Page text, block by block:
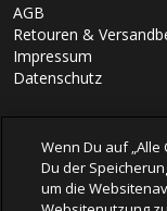
AGB
Retouren &
Impressum
Datenschutz
Wenn Du auf
Du der
um die